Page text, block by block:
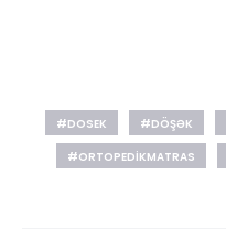
#DOSEK #DÖŞƏK
#ORTOPEDIKMATRAS